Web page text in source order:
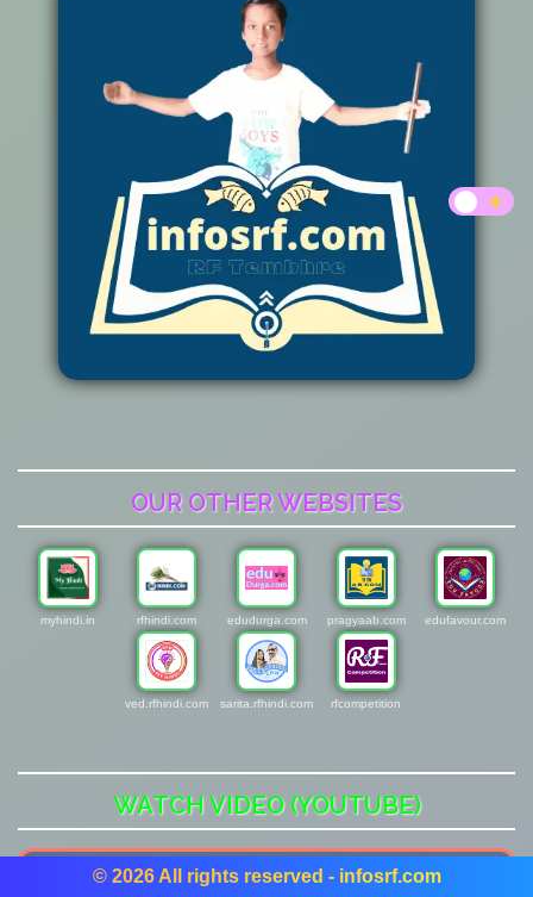
OUR OTHER WEBSITES
myhindi.in rfhindi.com edudurga.com pragyaab.com edufavour.com
ved.rfhindi.com sarita.rfhindi.com rfcompetition
WATCH VIDEO (YOUTUBE)
© 2026 All rights reserved - infosrf.com